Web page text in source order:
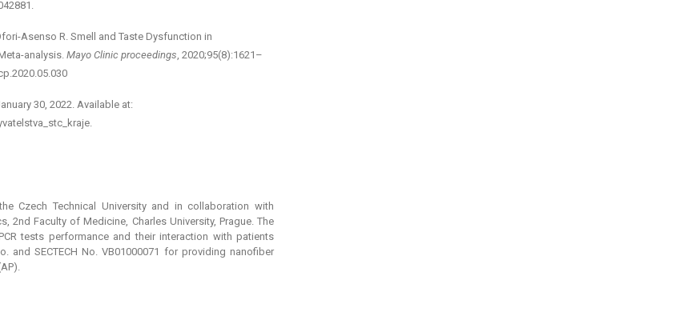
Asenso R. Smell and Taste Dysfunction in
analysis. Mayo Clinic proceedings, 2020;95(8):1621–
30, 2022. Available at:
Czech Technical University and in collaboration with
2nd Faculty of Medicine, Charles University, Prague. The
tests performance and their interaction with patients
and SECTECH No. VB01000071 for providing nanofiber